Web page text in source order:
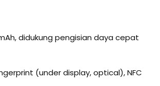
didukung pengisian daya cepat
(under display, optical), NFC